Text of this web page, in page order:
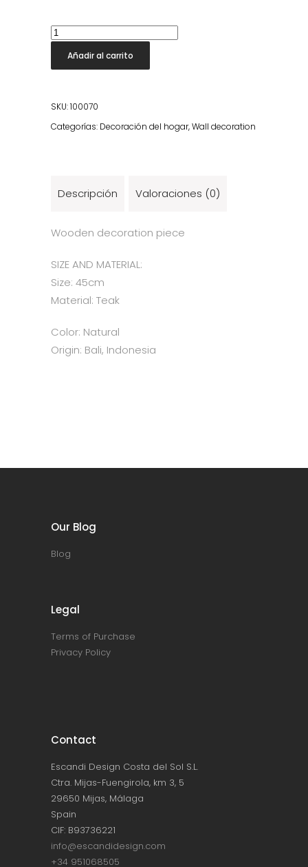
Kuta
Toro
Head
Añadir al carrito
SKU:100070
Categorías: Decoración del hogar,Wall decoration
Descripción Valoraciones (0)
Wooden decoration piece
SIZE AND MATERIAL:
Size: 45cm
Material: Teak
Color: Natural
Origin: Bali, Indonesia
Our Blog
Blog
Legal
Terms of Purchase
Privacy Policy
Contact
Escandi Design Costa del Sol S.L.
Ctra. Mijas-Fuengirola, km 3, 5
29650 Mijas, Málaga
Spain
CIF: B93736221
info@escandidesign.com
+34 951068505